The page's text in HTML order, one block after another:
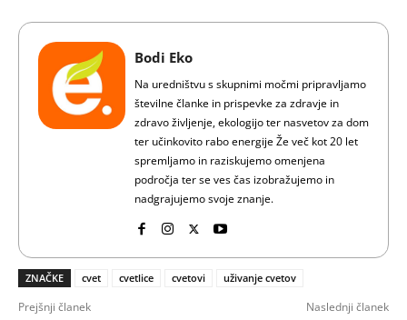
Bodi Eko
Na uredništvu s skupnimi močmi pripravljamo
številne članke in prispevke za zdravje in
zdravo življenje, ekologijo ter nasvetov za dom
ter učinkovito rabo energije Že več kot 20 let
spremljamo in raziskujemo omenjena
področja ter se ves čas izobražujemo in
nadgrajujemo svoje znanje.
ZNAČKE cvet cvetlice cvetovi uživanje cvetov
Prejšnji članek Naslednji članek